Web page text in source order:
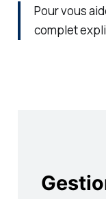
Pour vous
complet